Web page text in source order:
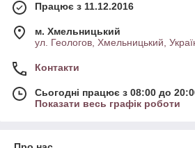
Працює з 11.12.2016
м. Хмельницький
ул. Геологов, Хмельницький,
Контакти
Сьогодні працює з 08:00 до
Показати весь графік роботи